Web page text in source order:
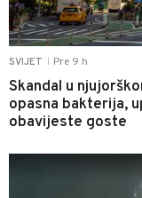
SVIJET Pre 9 h
Skandal u
opasna bakterija,
obavijeste goste